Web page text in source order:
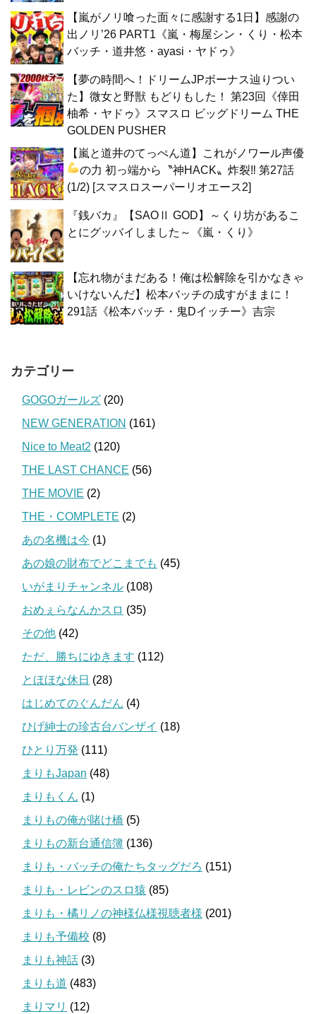
【嵐がノリ喰った面々に感謝する1日】感謝の
出ノリ’26 PART1《嵐・梅屋シン・くり・松本
バッチ・道井悠・ayasi・ヤドゥ》
【夢の時間へ！ドリームJPボーナス辿りつい
た】微女と野獣 もどりもした！ 第23回《倖田
柚希・ヤドゥ》スマスロ ビッグドリーム THE
GOLDEN PUSHER
【嵐と道井のてっぺん道】これがノワール声優
の力 初っ端から〝神HACK〟炸裂‼ 第27話
(1/2) [スマスロスーパーリオエース2]
『銭バカ』【SAOⅡ GOD】～くり坊があるこ
とにグッバイしました～《嵐・くり》
【忘れ物がまだある！俺は松解除を引かなきゃ
いけないんだ】松本バッチの成すがままに！
291話《松本バッチ・鬼Dイッチー》吉宗
カテゴリー
GOGOガールズ (20)
NEW GENERATION (161)
Nice to Meat2 (120)
THE LAST CHANCE (56)
THE MOVIE (2)
THE・COMPLETE (2)
あの名機は今 (1)
あの娘の財布でどこまでも (45)
いがまりチャンネル (108)
おめぇらなんかスロ (35)
その他 (42)
ただ、勝ちにゆきます (112)
とほほな休日 (28)
はじめてのぐんだん (4)
ひげ紳士の珍古台バンザイ (18)
ひとり万発 (111)
まりもJapan (48)
まりもくん (1)
まりもの俺が賭け橋 (5)
まりもの新台通信簿 (136)
まりも・バッチの俺たちタッグだろ (151)
まりも・レビンのスロ猿 (85)
まりも・橘リノの神様仏様視聴者様 (201)
まりも予備校 (8)
まりも神話 (3)
まりも道 (483)
まりマリ (12)